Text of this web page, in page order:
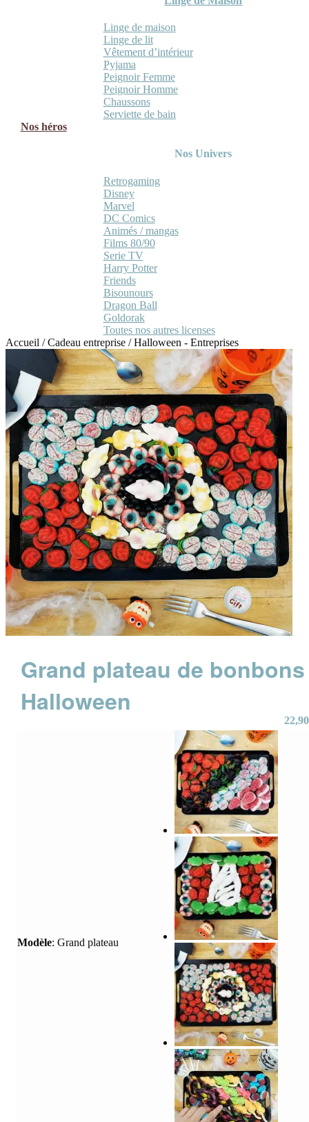
Linge de maison
Linge de lit
Vêtement d’intérieur
Pyjama
Peignoir Femme
Peignoir Homme
Chaussons
Serviette de bain
Nos héros
Nos Univers
Retrogaming
Disney
Marvel
DC Comics
Animés / mangas
Films 80/90
Serie TV
Harry Potter
Friends
Bisounours
Dragon Ball
Goldorak
Toutes nos autres licenses
Accueil /Cadeau entreprise /Halloween - Entreprises
Grand plateau de bonbons
Halloween
22,90
Modèle: Grand plateau